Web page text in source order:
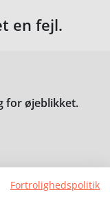
en fejl.
for øjeblikket.
Fortrolighedspolitik